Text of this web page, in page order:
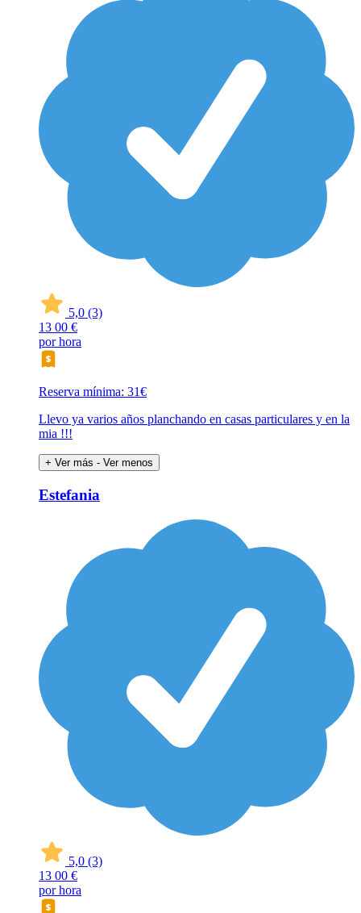
5,0 (3)
13 00 €
por hora
Reserva mínima: 31€
Llevo ya varios años planchando en casas particulares y en la
mia !!!
+ Ver más - Ver menos
Estefania
5,0 (3)
13 00 €
por hora